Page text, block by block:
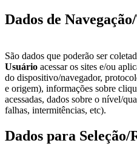
Dados de
São dados que poderão ser
Usuário acessar os sites e/ou
do dispositivo/navegador,
e origem), informações sobre
acessadas, dados sobre o nível/
falhas, intermitências, etc).
Dados para